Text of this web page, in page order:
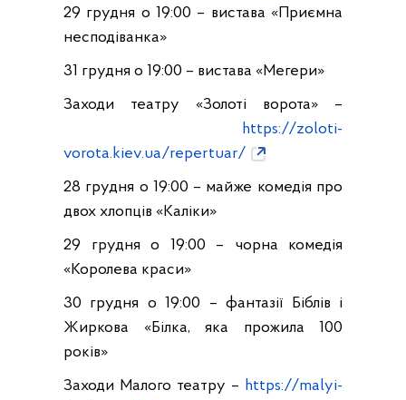
29 грудня о 19:00 – вистава «Приємна
несподіванка»
31 грудня о 19:00 – вистава «Мегери»
Заходи театру «Золоті ворота» –
https://zoloti-
vorota.kiev.ua/repertuar/
28 грудня о 19:00 – майже комедія про
двох хлопців «Каліки»
29 грудня о 19:00 – чорна комедія
«Королева краси»
30 грудня о 19:00 – фантазії Біблів і
Жиркова «Білка, яка прожила 100
років»
Заходи Малого театру – https://malyi-